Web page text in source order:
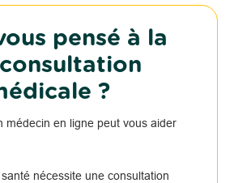
pensé à la
?
médecin en ligne peut vous aider
nécessite une consultation